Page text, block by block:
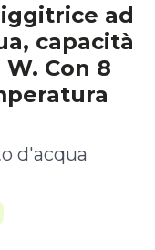
ad
capacità
Con 8
d'acqua